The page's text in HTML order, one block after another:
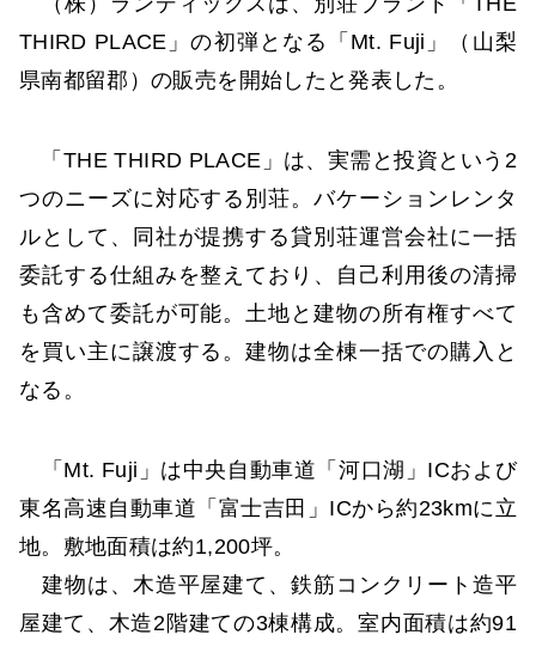
THIRD PLACE」の初弾となる「Mt. Fuji」（山梨
県南都留郡）の販売を開始したと発表した。
「THE THIRD PLACE」は、実需と投資という2
つのニーズに対応する別荘。バケーションレンタ
ルとして、同社が提携する貸別荘運営会社に一括
委託する仕組みを整えており、自己利用後の清掃
も含めて委託が可能。土地と建物の所有権すべて
を買い主に譲渡する。建物は全棟一括での購入と
なる。
「Mt. Fuji」は中央自動車道「河口湖」ICおよび
東名高速自動車道「富士吉田」ICから約23kmに立
地。敷地面積は約1,200坪。
建物は、木造平屋建て、鉄筋コンクリート造平
屋建て、木造2階建ての3棟構成。室内面積は約91